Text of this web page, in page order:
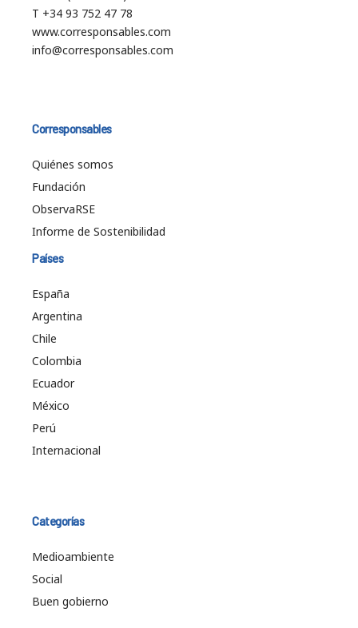
T +34 93 752 47 78
www.corresponsables.com
info@corresponsables.com
Corresponsables
Quiénes somos
Fundación
ObservaRSE
Informe de Sostenibilidad
Países
España
Argentina
Chile
Colombia
Ecuador
México
Perú
Internacional
Categorías
Medioambiente
Social
Buen gobierno